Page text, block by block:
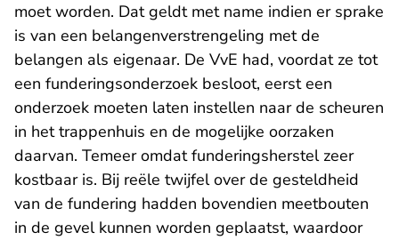
moet worden. Dat geldt met name indien er sprake
is van een belangenverstrengeling met de
belangen als eigenaar. De VvE had, voordat ze tot
een funderingsonderzoek besloot, eerst een
onderzoek moeten laten instellen naar de scheuren
in het trappenhuis en de mogelijke oorzaken
daarvan. Temeer omdat funderingsherstel zeer
kostbaar is. Bij reële twijfel over de gesteldheid
van de fundering hadden bovendien meetbouten
in de gevel kunnen worden geplaatst, waardoor